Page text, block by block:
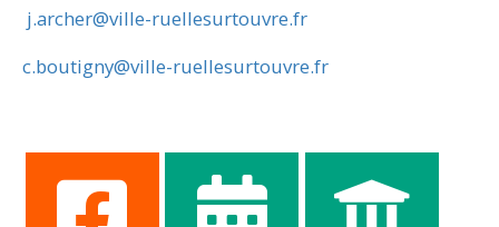
j.archer@ville-ruellesurtouvre.fr
c.boutigny@ville-ruellesurtouvre.fr